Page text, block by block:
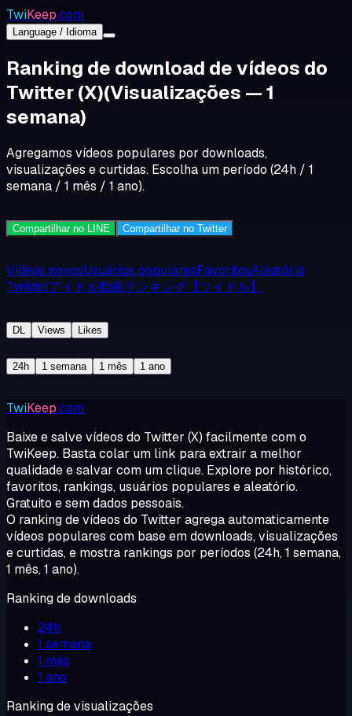
TwiKeep.com
Language / Idioma
Ranking de download de vídeos do
Twitter (X)(Visualizações — 1
semana)
Agregamos vídeos populares por downloads,
visualizações e curtidas. Escolha um período (24h / 1
semana / 1 mês / 1 ano).
Compartilhar no LINE Compartilhar no Twitter
Vídeos novosUsuários popularesFavoritosAleatório
TwiIdolアイドル動画ランキング【ツイドル】
DL Views Likes
24h 1 semana 1 mês 1 ano
TwiKeep.com
Baixe e salve vídeos do Twitter (X) facilmente com o
TwiKeep. Basta colar um link para extrair a melhor
qualidade e salvar com um clique. Explore por histórico,
favoritos, rankings, usuários populares e aleatório.
Gratuito e sem dados pessoais.
O ranking de vídeos do Twitter agrega automaticamente
vídeos populares com base em downloads, visualizações
e curtidas, e mostra rankings por períodos (24h, 1 semana,
1 mês, 1 ano).
Ranking de downloads
24h
1 semana
1 mês
1 ano
Ranking de visualizações